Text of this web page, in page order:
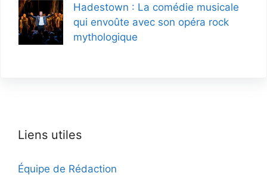
Hadestown : La comédie musicale
qui envoûte avec son opéra rock
mythologique
Liens utiles
Équipe de Rédaction